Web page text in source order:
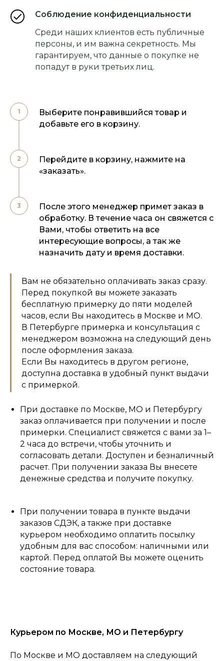
Соблюдение конфиденциальности
Среди наших клиентов есть публичные
персоны, и им важна секретность. Мы
гарантируем, что данные о покупке не
попадут в руки третьих лиц.
Выберите понравившийся товар и
добавьте его в корзину.
Перейдите в корзину, нажмите на
«заказать».
После этого менеджер примет заказ в
обработку. В течение часа он свяжется с
Вами, чтобы ответить на все
интересующие вопросы, а так же
назначить дату и время доставки.
Вам не обязательно оплачивать заказ сразу.
Перед покупкой вы можете заказать
бесплатную примерку до пяти моделей
часов, если Вы находитесь в Москве и МО.
В Петербурге примерка и консультация с
менеджером возможна на следующий день
после оформления заказа.
Если Вы находитесь в другом регионе,
доступна доставка в удобный пункт выдачи
с примеркой.
При доставке по Москве, МО и Петербургу
заказ оплачивается при получении и после
примерки. Специалист свяжется с вами за 1–
2 часа до встречи, чтобы уточнить и
согласовать детали. Доступен и безналичный
расчет. При получении заказа Вы внесете
денежные средства и получите покупку.
При получении товара в пункте выдачи
заказов СДЭК, а также при доставке
курьером необходимо оплатить посылку
удобным для вас способом: наличными или
картой. Перед оплатой Вы можете оценить
состояние товара.
Курьером по Москве, МО и Петербургу
По Москве и МО доставляем на следующий